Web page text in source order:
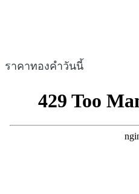
ราคาทองคำวันนี้